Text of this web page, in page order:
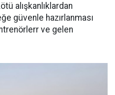
alışkanlıklardan
güvenle hazırlanması
ve gelen